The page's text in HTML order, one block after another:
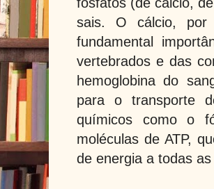
sais. O cálcio, por
fundamental
vertebrados e das
hemoglobina do
para o transporte
químicos como o
moléculas de ATP,
de energia a todas